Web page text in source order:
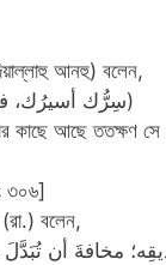
আনহু) বলেন,
(سِرُّك أسيرُك، فإن تكَلَّمْتَ به صِرْتَ أسيرَه)
কাছে আছে ততক্ষণ সে
৩০৬]
বলেন,